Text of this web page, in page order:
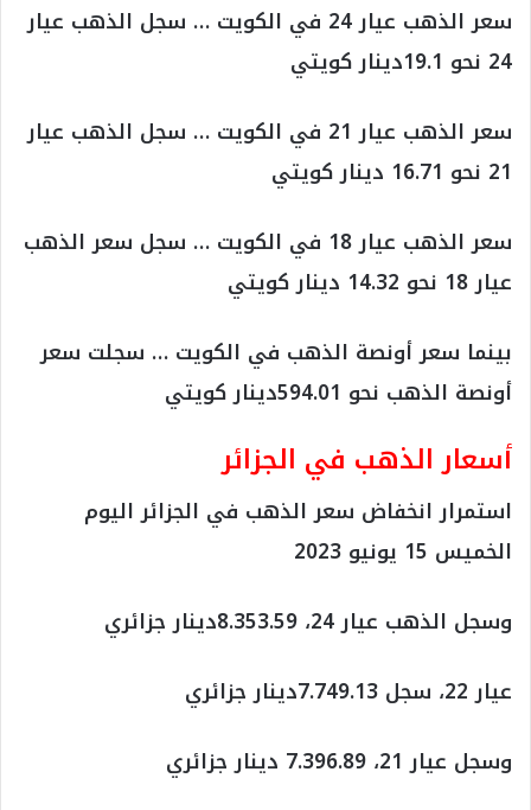
سعر الذهب عيار 24 في الكويت … سجل الذهب عيار
24 نحو 19.1دينار كويتي
سعر الذهب عيار 21 في الكويت … سجل الذهب عيار
21 نحو 16.71 دينار كويتي
سعر الذهب عيار 18 في الكويت … سجل سعر الذهب
عيار 18 نحو 14.32 دينار كويتي
بينما سعر أونصة الذهب في الكويت … سجلت سعر
أونصة الذهب نحو 594.01دينار كويتي
أسعار الذهب في الجزائر
استمرار انخفاض سعر الذهب في الجزائر اليوم
الخميس 15 يونيو 2023
وسجل الذهب عيار 24، 8.353.59دينار جزائري
عيار 22، سجل 7.749.13دينار جزائري
وسجل عيار 21، 7.396.89 دينار جزائري